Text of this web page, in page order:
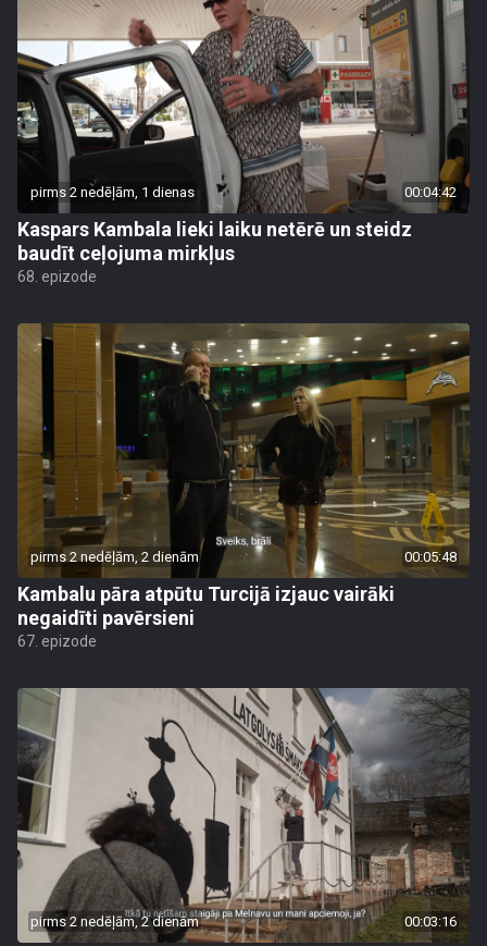
pirms 2 nedēļām, 1 dienas 00:04:42
Kaspars Kambala lieki laiku netērē un steidz
baudīt ceļojuma mirkļus
68. epizode
pirms 2 nedēļām, 2 dienām 00:05:48
Kambalu pāra atpūtu Turcijā izjauc vairāki
negaidīti pavērsieni
67. epizode
pirms 2 nedēļām, 2 dienām 00:03:16